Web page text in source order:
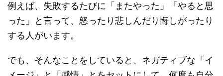
例えば、失敗するたびに「またやった」「やると思
った」と言って、怒ったり悲しんだり悔しがったり
する人がいます。
でも、そんなことをしていると、ネガティブな「イ